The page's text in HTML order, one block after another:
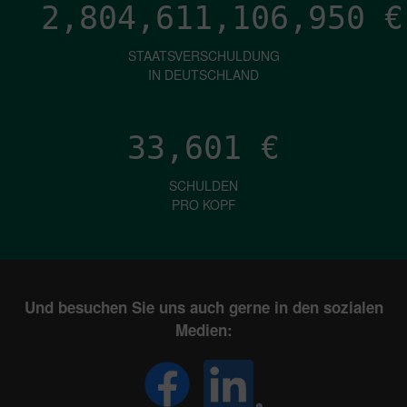
2,804,611,108,615 €
STAATSVERSCHULDUNG
IN DEUTSCHLAND
33,601 €
SCHULDEN
PRO KOPF
Und besuchen Sie uns auch gerne in den sozialen
Medien: